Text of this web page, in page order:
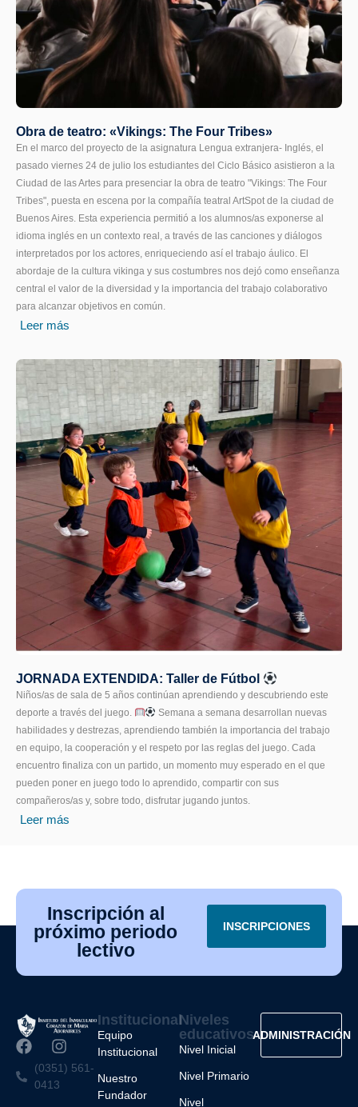
Obra de teatro: «Vikings: The Four Tribes»
En el marco del proyecto de la asignatura Lengua extranjera- Inglés, el
pasado viernes 24 de julio los estudiantes del Ciclo Básico asistieron a la
Ciudad de las Artes para presenciar la obra de teatro "Vikings: The Four
Tribes", puesta en escena por la compañía teatral ArtSpot de la ciudad de
Buenos Aires. Esta experiencia permitió a los alumnos/as exponerse al
idioma inglés en un contexto real, a través de las canciones y diálogos
interpretados por los actores, enriqueciendo así el trabajo áulico. El
abordaje de la cultura vikinga y sus costumbres nos dejó como enseñanza
central el valor de la diversidad y la importancia del trabajo colaborativo
para alcanzar objetivos en común.
Leer más
JORNADA EXTENDIDA: Taller de Fútbol
Niños/as de sala de 5 años continúan aprendiendo y descubriendo este
deporte a través del juego.
Semana a semana desarrollan nuevas
habilidades y destrezas, aprendiendo también la importancia del trabajo
en equipo, la cooperación y el respeto por las reglas del juego. Cada
encuentro finaliza con un partido, un momento muy esperado en el que
pueden poner en juego todo lo aprendido, compartir con sus
compañeros/as y, sobre todo, disfrutar jugando juntos.
Leer más
Inscripción al
próximo periodo
lectivo
INSCRIPCIONES
(0351) 561-
0413
Institucional
Equipo
Institucional
Nuestro
Fundador
Niveles
educativos
Nivel Inicial
Nivel Primario
Nivel
ADMINISTRACIÓN